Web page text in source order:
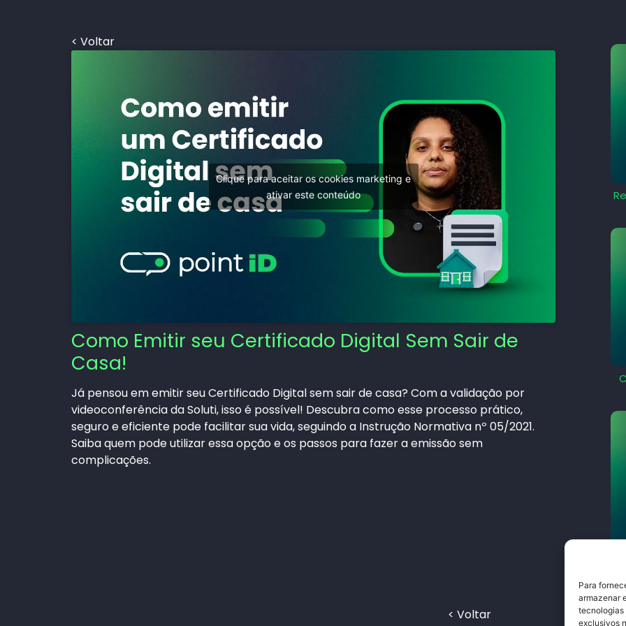
Para
armazenar
tecnologias
exclusivos
< Voltar
Clique para aceitar os cookies marketing e
ativar este conteúdo
Como Emitir seu Certificado Digital Sem Sair de
Casa!
Já pensou em emitir seu Certificado Digital sem sair de casa? Com a validação por
videoconferência da Soluti, isso é possível! Descubra como esse processo prático,
seguro e eficiente pode facilitar sua vida, seguindo a Instrução Normativa nº 05/2021.
Saiba quem pode utilizar essa opção e os passos para fazer a emissão sem
complicações.
< Voltar